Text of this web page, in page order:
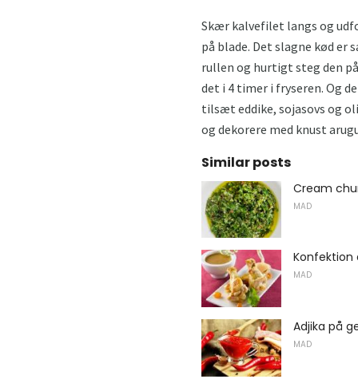
Skær kalvefilet langs og
på blade. Det slagne kød er
rullen og hurtigt steg den
det i 4 timer i fryseren. Og
tilsæt eddike, sojasovs og
og dekorere med knust
Similar posts
Cream
MAD
Konfektion
MAD
Adjika på
MAD